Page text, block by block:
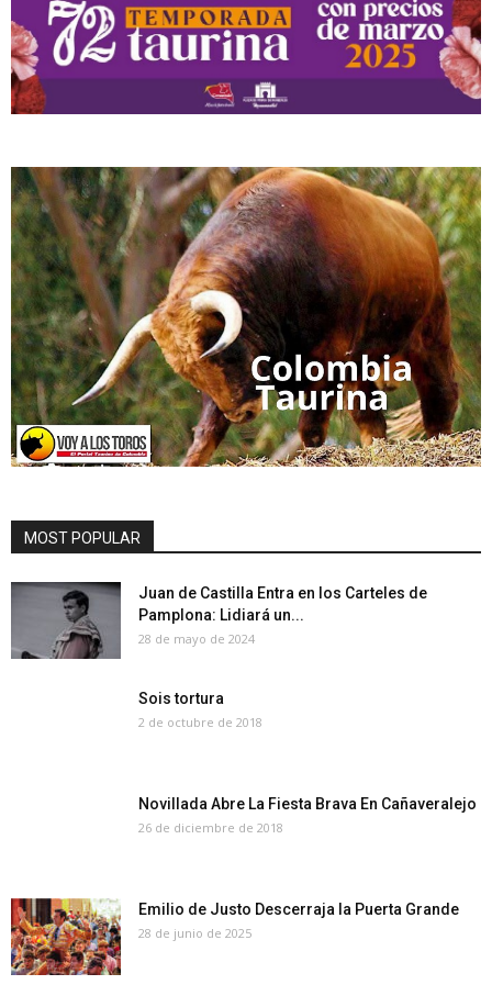
MOST POPULAR
Juan de Castilla Entra en los Carteles de
Pamplona: Lidiará un...
28 de mayo de 2024
Sois tortura
2 de octubre de 2018
Novillada Abre La Fiesta Brava En Cañaveralejo
26 de diciembre de 2018
Emilio de Justo Descerraja la Puerta Grande
28 de junio de 2025